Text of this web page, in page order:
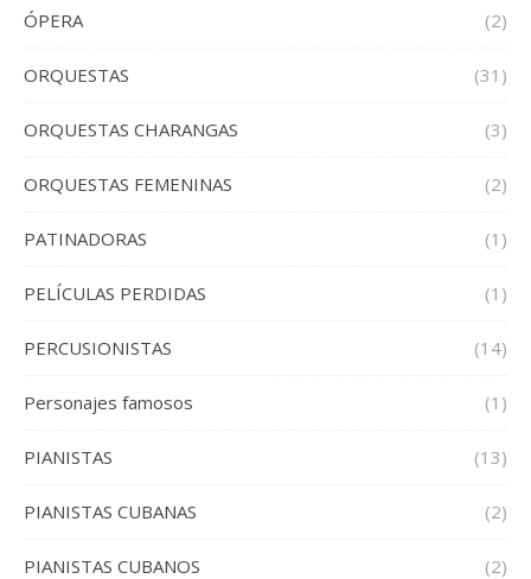
ÓPERA (2)
ORQUESTAS (31)
ORQUESTAS CHARANGAS (3)
ORQUESTAS FEMENINAS (2)
PATINADORAS (1)
PELÍCULAS PERDIDAS (1)
PERCUSIONISTAS (14)
Personajes famosos (1)
PIANISTAS (13)
PIANISTAS CUBANAS (2)
PIANISTAS CUBANOS (2)